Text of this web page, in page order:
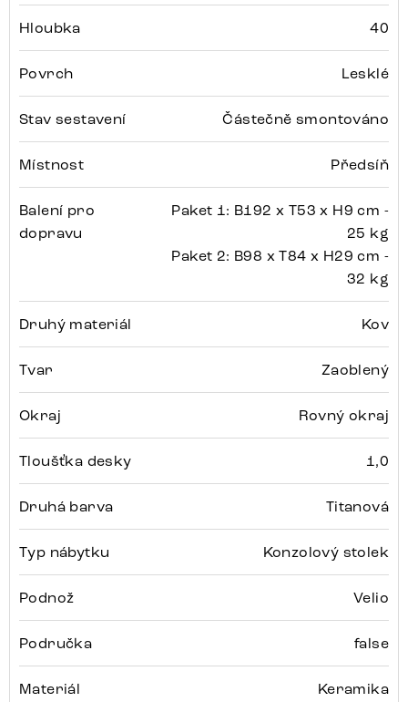
Hloubka 40
Povrch Lesklé
Stav sestavení Částečně smontováno
Místnost Předsíň
Balení pro
dopravu
Paket 1: B192 x T53 x H9 cm -
25 kg
Paket 2: B98 x T84 x H29 cm -
32 kg
Druhý materiál Kov
Tvar Zaoblený
Okraj Rovný okraj
Tloušťka desky 1,0
Druhá barva Titanová
Typ nábytku Konzolový stolek
Podnož Velio
Područka false
Materiál Keramika